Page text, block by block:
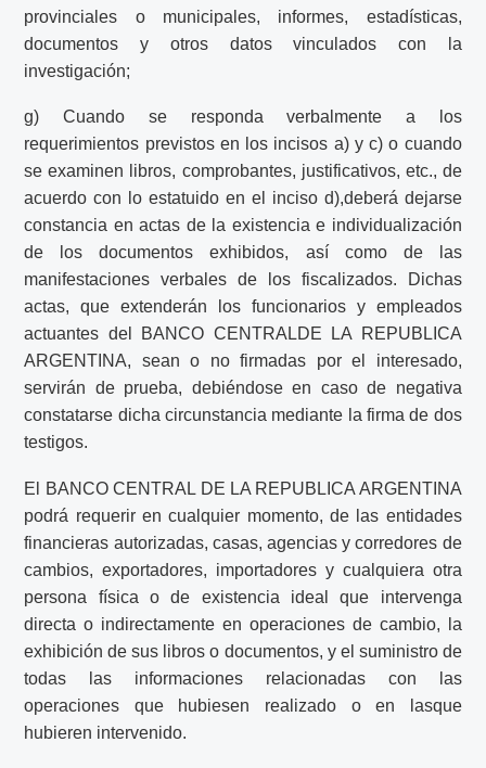
provinciales o municipales, informes, estadísticas,
documentos y otros datos vinculados con la
investigación;
g) Cuando se responda verbalmente a los
requerimientos previstos en los incisos a) y c) o cuando
se examinen libros, comprobantes, justificativos, etc., de
acuerdo con lo estatuido en el inciso d),deberá dejarse
constancia en actas de la existencia e individualización
de los documentos exhibidos, así como de las
manifestaciones verbales de los fiscalizados. Dichas
actas, que extenderán los funcionarios y empleados
actuantes del BANCO CENTRALDE LA REPUBLICA
ARGENTINA, sean o no firmadas por el interesado,
servirán de prueba, debiéndose en caso de negativa
constatarse dicha circunstancia mediante la firma de dos
testigos.
El BANCO CENTRAL DE LA REPUBLICA ARGENTINA
podrá requerir en cualquier momento, de las entidades
financieras autorizadas, casas, agencias y corredores de
cambios, exportadores, importadores y cualquiera otra
persona física o de existencia ideal que intervenga
directa o indirectamente en operaciones de cambio, la
exhibición de sus libros o documentos, y el suministro de
todas las informaciones relacionadas con las
operaciones que hubiesen realizado o en lasque
hubieren intervenido.